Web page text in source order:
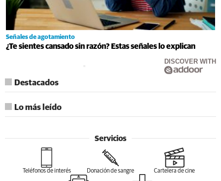
Señales de agotamiento
¿Te sientes cansado sin razón? Estas señales lo explican
DISCOVER WITH
Destacados
Lo más leído
Servicios
Teléfonos de interés Donación de sangre Cartelera de cine